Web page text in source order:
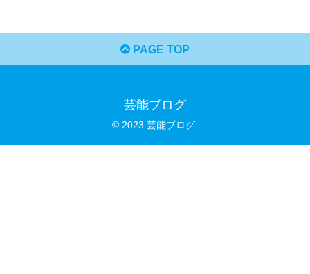
PAGE TOP
芸能ブログ
© 2023 芸能ブログ.